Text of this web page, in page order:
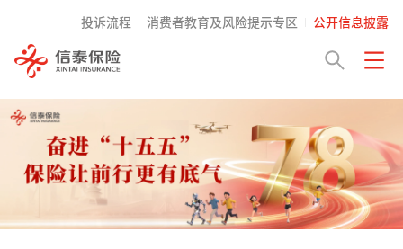
投诉流程 消费者教育及风险提示专区 公开信息披露